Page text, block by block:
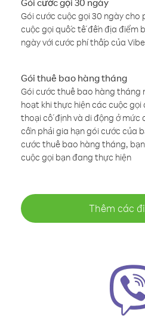
Gói cước gọi 30 ngày
Gói cước cuộc gọi 30 ngày cho
cuộc gọi quốc tế đến địa điểm
ngày với cước phí thấp của
Gói thuê bao hàng tháng
Gói cước thuê bao hàng tháng
hoạt khi thực hiện các cuộc
thoại cố định và di động ở mức
cần phải gia hạn gói cước của
cước thuê bao hàng tháng,
cuộc gọi bạn đang thực hiện
Thêm các